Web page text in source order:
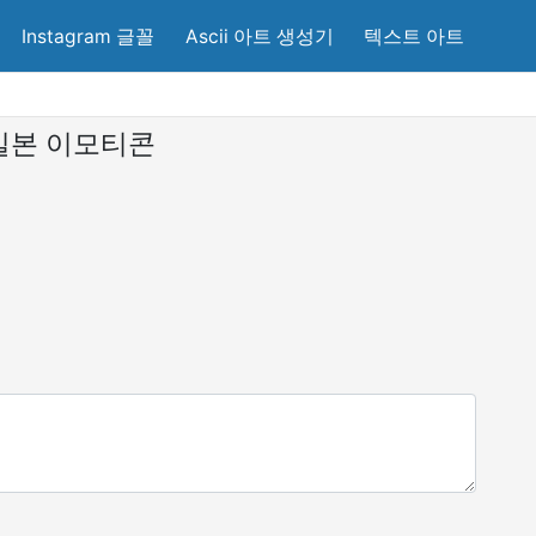
Instagram 글꼴 Ascii 아트 생성기 텍스트 아트
본 이모티콘